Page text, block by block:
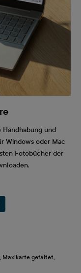
und
Windows oder Mac
Fotobücher der
Maxikarte gefaltet,